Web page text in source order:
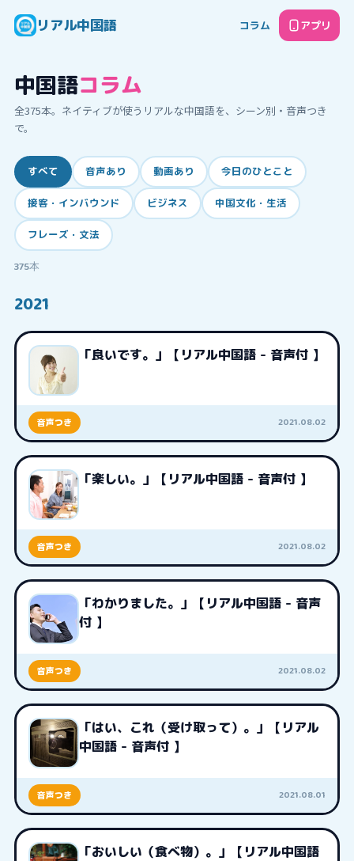
リアル中国語 コラム アプリ
中国語コラム
全375本。ネイティブが使うリアルな中国語を、シーン別・音声つき
で。
すべて 音声あり 動画あり 今日のひとこと
接客・インバウンド ビジネス 中国文化・生活
フレーズ・文法
375本
2021
「良いです。」【リアル中国語 - 音声付 】
音声つき 2021.08.02
「楽しい。」【リアル中国語 - 音声付 】
音声つき 2021.08.02
「わかりました。」【リアル中国語 - 音声
付 】
音声つき 2021.08.02
「はい、これ（受け取って）。」【リアル
中国語 - 音声付 】
音声つき 2021.08.01
「おいしい（食べ物）。」【リアル中国語